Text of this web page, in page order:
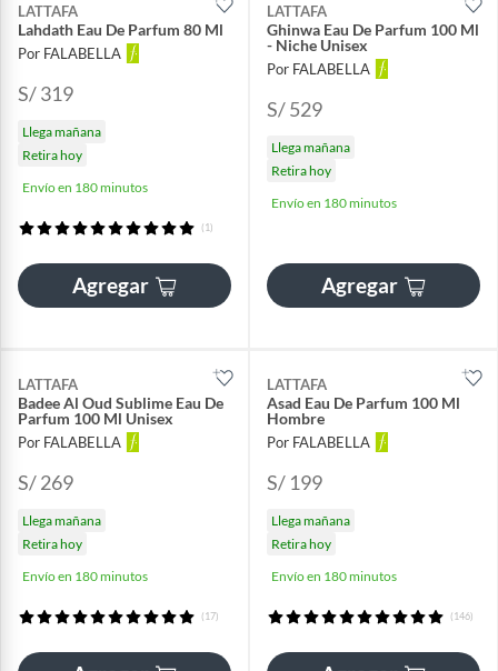
LATTAFA
Lahdath Eau De Parfum 80 Ml
Por FALABELLA
S/ 319
Llega mañana
Retira hoy
Envío en 180 minutos
(1)
Agregar
LATTAFA
Ghinwa Eau De Parfum 100 Ml
- Niche Unisex
Por FALABELLA
S/ 529
Llega mañana
Retira hoy
Envío en 180 minutos
Agregar
LATTAFA
Badee Al Oud Sublime Eau De
Parfum 100 Ml Unisex
Por FALABELLA
S/ 269
Llega mañana
Retira hoy
Envío en 180 minutos
(17)
LATTAFA
Asad Eau De Parfum 100 Ml
Hombre
Por FALABELLA
S/ 199
Llega mañana
Retira hoy
Envío en 180 minutos
(146)